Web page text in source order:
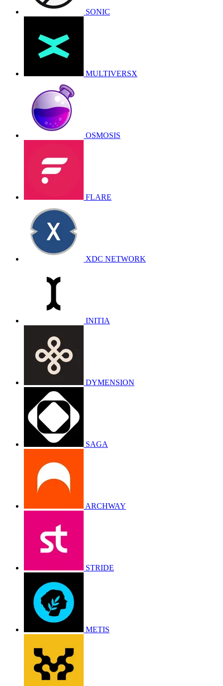
SONIC
MULTIVERSX
OSMOSIS
FLARE
XDC NETWORK
INITIA
DYMENSION
SAGA
ARCHWAY
STRIDE
METIS